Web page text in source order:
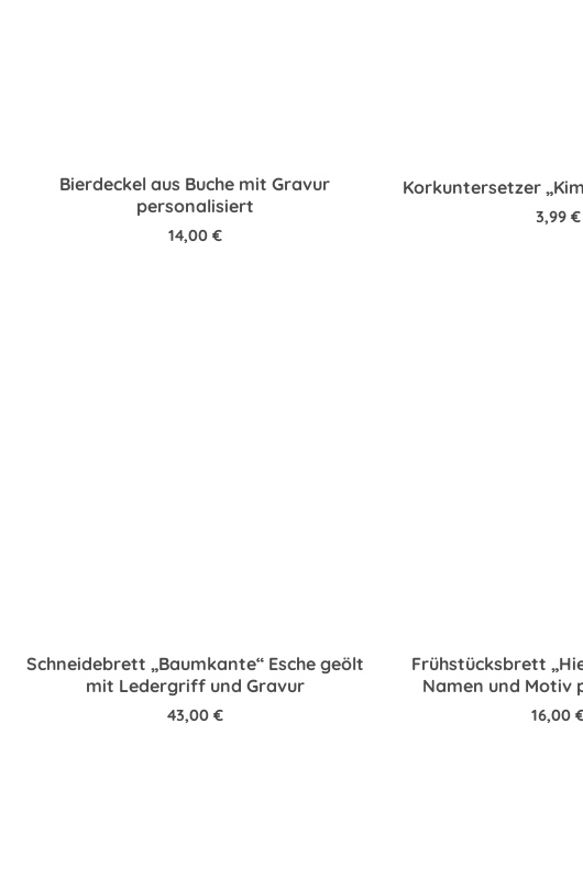
Bierdeckel aus Buche mit Gravur
personalisiert
14,00 €
Korkuntersetzer
3,99 €
Schneidebrett „Baumkante“ Esche geölt
mit Ledergriff und Gravur
43,00 €
Frühstücksbrett
Namen und Motiv
16,00